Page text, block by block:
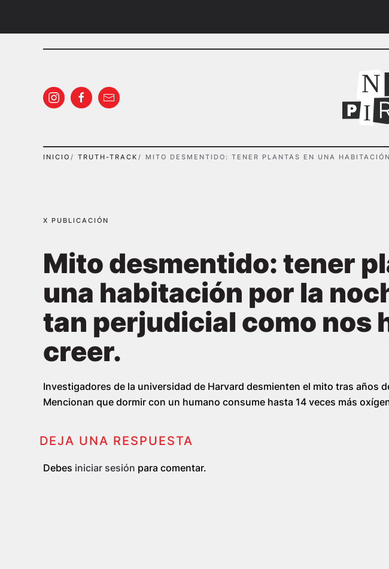
N
I
INICIO TRUTH-TRACK MITO DESMENTIDO: TENER PLANTAS EN UNA
X PUBLICACIÓN
Mito desmentido: tener
una habitación por la
tan perjudicial como nos
creer.
Investigadores de la universidad de Harvard desmienten el mito tras años
Mencionan que dormir con un humano consume hasta 14 veces más
DEJA UNA RESPUESTA
Debes iniciar sesión para comentar.